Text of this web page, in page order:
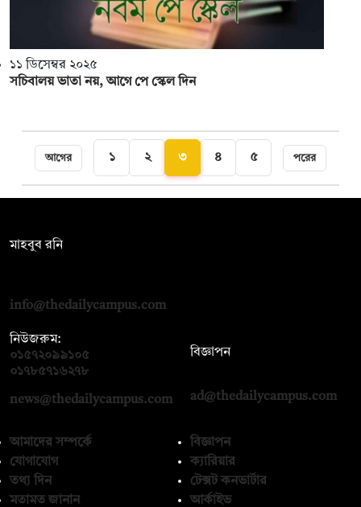
১১ ডিসেম্বর ২০২৫
সচিবালয় ভাতা নয়, আগে পে স্কেল দিন
আগের ১ ২ ৩ ৪ ৫ পরের
মাহবুব রনি
info@thedailycampus.com
নিউজরুম:
০১৫৭২০৯৯১০৫
০১৭৮৫৭১৬২৭৮
news@thedailycampus.com
বিজ্ঞাপন
ad@thedailycampus.com
আমাদের সম্পর্কে
যোগাযোগ
তথ্য দিন
মতামত জানান
বিজ্ঞাপন
ক্যারিয়ার
টেক্সট কনভার্টার
আর্কাইভ